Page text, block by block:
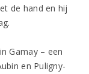
de hand en hij
Gamay – een
en Puligny-